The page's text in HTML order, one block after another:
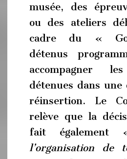
musée, des
ou des ateliers
cadre du «
détenus
accompagner
détenues dans une
réinsertion. Le
relève que la
fait
l’organisation de